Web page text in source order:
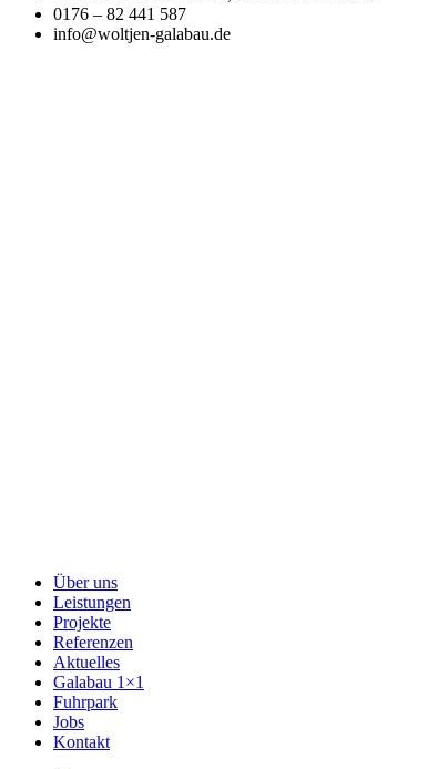
0176 – 82 441 587
info@woltjen-galabau.de
Über uns
Leistungen
Projekte
Referenzen
Aktuelles
Galabau 1×1
Fuhrpark
Jobs
Kontakt